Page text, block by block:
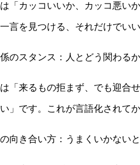
「カッコいいか、カッコ悪い
言を見つける、それだけでい
のスタンス：人とどう関わるか
「来るもの拒まず、でも迎合
」です。これが言語化されて
向き合い方：うまくいかない